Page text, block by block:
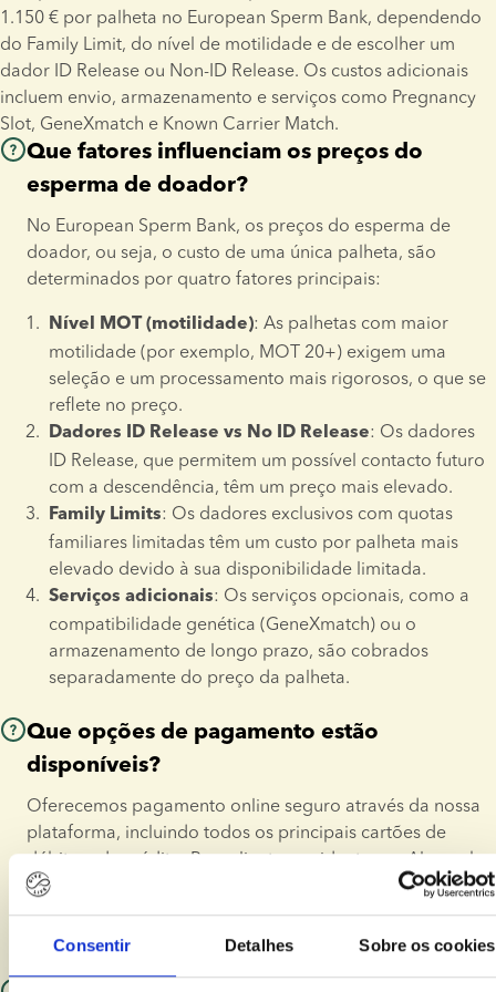
Consentir Detalhes Sobre os cookies
Os portes de envio não estão incluídos no preço. Os preços
não incluem IVA.
Esperma de dador (Family15, Family5) por palheta
MOT20+
MOT10+
1.515 €
MOT5+
Os preços não incluem IVA.
Saiba mais sobre os nossos dadores Family15 e Family5 aqui
Preço
Family1 49.000 €
Os portes de envio não estão incluídos no preço. Os preços
não incluem IVA.
Saiba mais sobre os nossos dadores Family1
: 1.195 € por contentor de transporte
Envios que requerem dois tanques com monitorização
obrigatória da temperatura: 1.695 € por envio.
Os preços indicados são fixos e excluem o IVA local.
Notas importantes:
Apenas células de uma pessoa (e/ou de um dador) podem
ser colocadas num único contentor de vapor.
Para envios de óvulos, embriões ou células insubstituíveis*
a monitorização da temperatura é obrigatória.
contentores de vapor separados, cada um equipado
com monitorização da temperatura.
Os tanques serão transportados para a sede do European
Sperm Bank para uma verificação de segurança antes de
serem encaminhados para o destino final.
Os tecidos reprodutivos, como os tecidos ováricos, não
podem ser enviados como parte deste serviço.
As células insubstituíveis
são definidas como material
reprodutivo que não pode ser substituído ou reposto através
de novas doações ou tratamentos e que representa a última
oportunidade do cliente para conceber um filho biológico.
Para mais informações ou para obter a documentação
necessária, envie-nos um e-mail.
Países fora da UE (exceto Reino Unido)
0%
1.150 € por palheta no European Sperm Bank, dependendo
do Family Limit, do nível de motilidade e de escolher um
dador ID Release ou Non-ID Release. Os custos adicionais
incluem envio, armazenamento e serviços como Pregnancy
Slot, GeneXmatch e Known Carrier Match.
Que fatores influenciam os preços do
esperma de doador?
No European Sperm Bank, os preços do esperma de
doador, ou seja, o custo de uma única palheta, são
determinados por quatro fatores principais:
Nível MOT (motilidade): As palhetas com maior
motilidade (por exemplo, MOT 20+) exigem uma
seleção e um processamento mais rigorosos, o que se
reflete no preço.
Dadores ID Release vs No ID Release: Os dadores
ID Release, que permitem um possível contacto futuro
com a descendência, têm um preço mais elevado.
Family Limits: Os dadores exclusivos com quotas
familiares limitadas têm um custo por palheta mais
elevado devido à sua disponibilidade limitada.
Serviços adicionais: Os serviços opcionais, como a
compatibilidade genética (GeneXmatch) ou o
armazenamento de longo prazo, são cobrados
separadamente do preço da palheta.
Que opções de pagamento estão
disponíveis?
Oferecemos pagamento online seguro através da nossa
plataforma, incluindo todos os principais cartões de
débito e de crédito. Para clientes residentes na Alemanha,
Áustria, Países Baixos, Dinamarca, Irlanda, Reino Unido e
França, também oferecemos planos de pagamento
flexíveis através do Klarna.